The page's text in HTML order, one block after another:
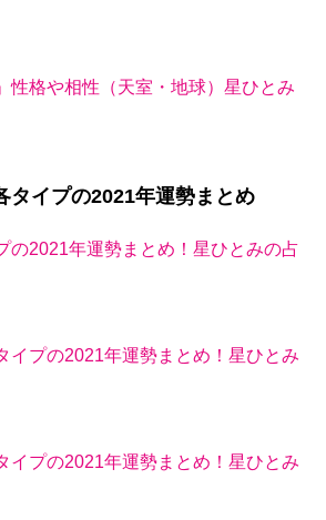
性格や相性（天室・地球）星ひとみ
タイプの2021年運勢まとめ
の2021年運勢まとめ！星ひとみの占
イプの2021年運勢まとめ！星ひとみ
イプの2021年運勢まとめ！星ひとみ